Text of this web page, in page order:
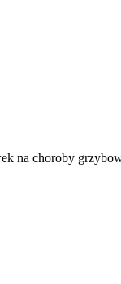
na choroby